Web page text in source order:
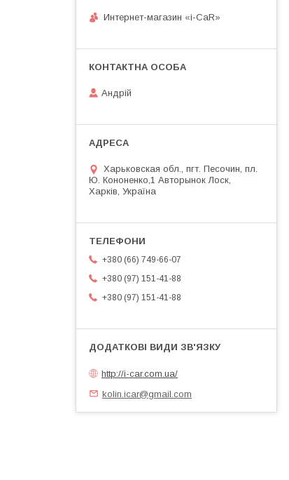
Интернет-магазин «i-CaR»
Андрiй
Харьковская обл., пгт. Песочин, пл.
Ю. Кононенко,1 Авторынок Лоск,
Харків, Україна
+380 (66) 749-66-07
+380 (97) 151-41-88
+380 (97) 151-41-88
http://i-car.com.ua/
kolin.icar@gmail.com